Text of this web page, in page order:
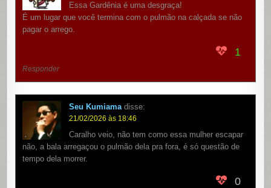
Essa Gardênia é uma desgraça!
É um lugar que você termina com o pulmão na calçada se não
pagar o arrego.
1
Responder
Seu Kumiama disse:
21/02/2026 às 18:46
Caralho veio, não tem como essa mulher escapar
não, a bala arregaçou o pulmão dela pra fora, é só questão de
tempo dela morrer.
0